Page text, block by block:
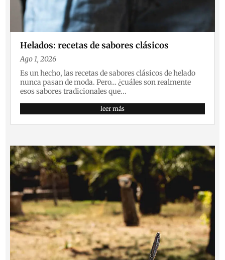
Helados: recetas de sabores clásicos
Ago 1, 2026
Es un hecho, las recetas de sabores clásicos de helado
nunca pasan de moda. Pero… ¿cuáles son realmente
esos sabores tradicionales que...
leer más